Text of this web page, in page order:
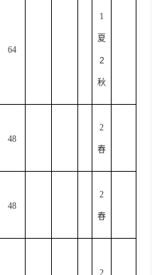
64
1
夏
2
秋
48
2
春
48
2
春
2